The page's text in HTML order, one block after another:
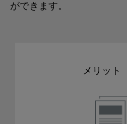
ができます。
メリット